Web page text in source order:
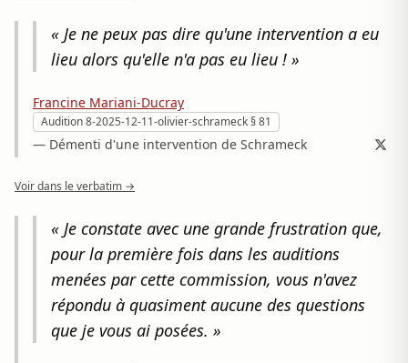
« Je ne peux pas dire qu'une intervention a eu
lieu alors qu'elle n'a pas eu lieu ! »
Francine Mariani-Ducray
Audition 8-2025-12-11-olivier-schrameck § 81
— Démenti d'une intervention de Schrameck
Voir dans le verbatim →
« Je constate avec une grande frustration que,
pour la première fois dans les auditions
menées par cette commission, vous n'avez
répondu à quasiment aucune des questions
que je vous ai posées. »